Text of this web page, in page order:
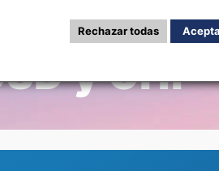
fuera
y CHF
Rechazar todas